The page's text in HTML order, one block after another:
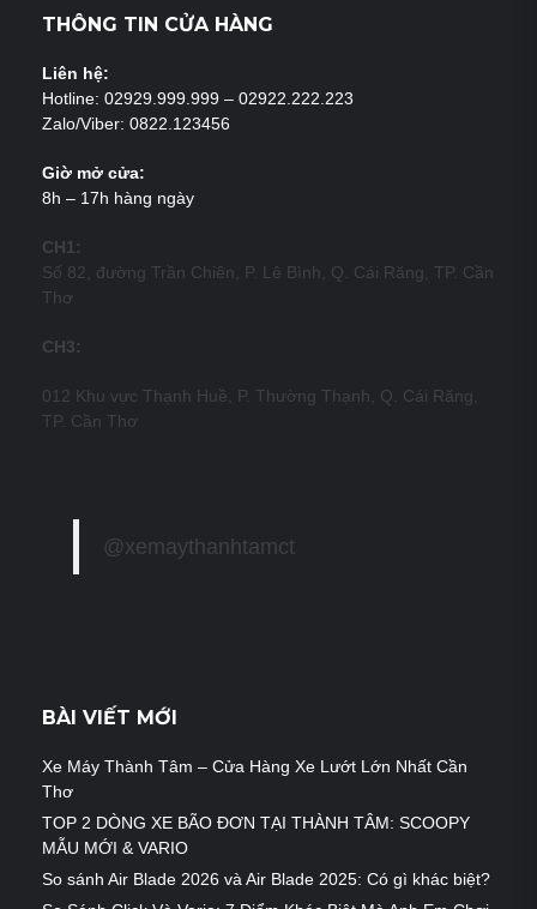
THÔNG TIN CỬA HÀNG
Liên hệ:
Hotline: 02929.999.999 – 02922.222.223
Zalo/Viber: 0822.123456
Giờ mở cửa:
8h – 17h hàng ngày
CH1:
Số 82, đường Trần Chiên, P. Lê Bình, Q. Cái Răng, TP. Cần
Thơ
CH3:
012 Khu vực Thạnh Huề, P. Thường Thạnh, Q. Cái Răng,
TP. Cần Thơ
@xemaythanhtamct
BÀI VIẾT MỚI
Xe Máy Thành Tâm – Cửa Hàng Xe Lướt Lớn Nhất Cần
Thơ
TOP 2 DÒNG XE BÃO ĐƠN TẠI THÀNH TÂM: SCOOPY
MẪU MỚI & VARIO
So sánh Air Blade 2026 và Air Blade 2025: Có gì khác biệt?